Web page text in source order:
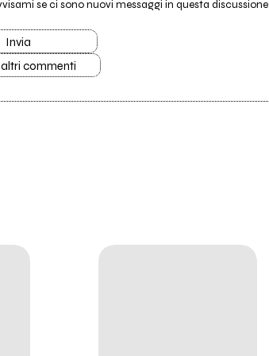
se ci sono nuovi messaggi in questa discussione
Invia
commenti